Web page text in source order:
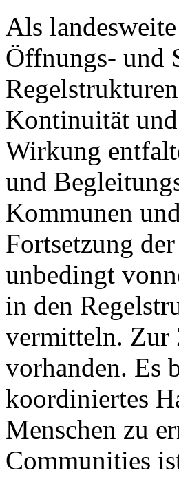
Als
Öffnungs- und
Kontinuität
Wirkung
und
Kommunen
Fortsetzung
unbedingt
in den
vermitteln. Zur
vorhanden. Es
koordiniertes
Menschen zu
Communities